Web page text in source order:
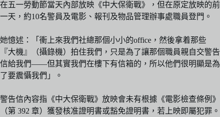
在五一勞動節當天內部放映《中大保衛戰》，但在原定放映的前
一天，約10名警員及電影、報刊及物品管理辦事處職員登門。
她憶述：「衝上來我們社總那個小小的office，然後拿着那些
『大機』（攝錄機）拍住我們，只是為了讓那個職員親自交警告
信給我們——但其實我們在樓下有信箱的，所以他們很明顯是為
了要震懾我們」。
警告信內容指《中大保衛戰》放映會未有根據《電影檢查條例》
（第 392 章）獲發核准證明書或豁免證明書，若上映即屬犯罪。